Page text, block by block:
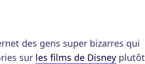
des gens super bizarres qui
sur les films de Disney plutôt